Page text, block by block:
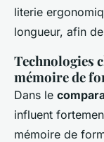
literie
longueur, afin
Technologies
mémoire de
Dans le
influent
mémoire de